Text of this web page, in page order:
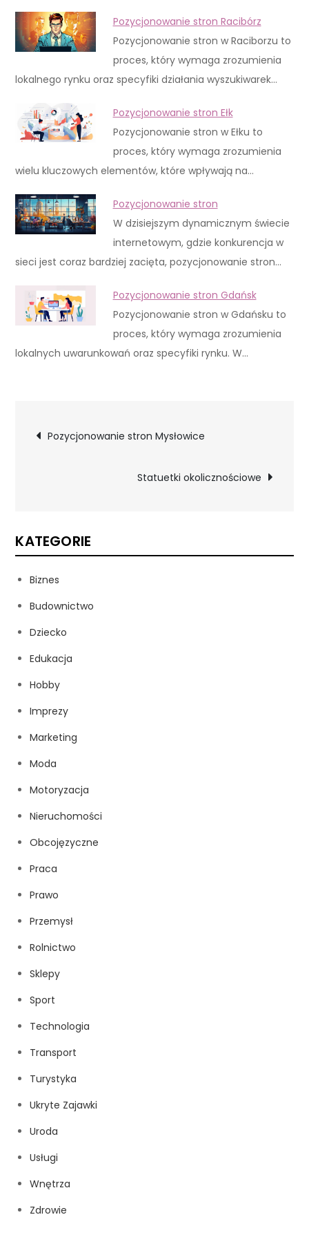
Pozycjonowanie stron Racibórz
Pozycjonowanie stron w Raciborzu to
proces, który wymaga zrozumienia
lokalnego rynku oraz specyfiki działania wyszukiwarek…
Pozycjonowanie stron Ełk
Pozycjonowanie stron w Ełku to
proces, który wymaga zrozumienia
wielu kluczowych elementów, które wpływają na…
Pozycjonowanie stron
W dzisiejszym dynamicznym świecie
internetowym, gdzie konkurencja w
sieci jest coraz bardziej zacięta, pozycjonowanie stron…
Pozycjonowanie stron Gdańsk
Pozycjonowanie stron w Gdańsku to
proces, który wymaga zrozumienia
lokalnych uwarunkowań oraz specyfiki rynku. W…
Nawigacja
Pozycjonowanie stron Mysłowice
Statuetki okolicznościowe
KATEGORIE
Biznes
Budownictwo
Dziecko
Edukacja
Hobby
Imprezy
Marketing
Moda
Motoryzacja
Nieruchomości
Obcojęzyczne
Praca
Prawo
Przemysł
Rolnictwo
Sklepy
Sport
Technologia
Transport
Turystyka
Ukryte Zajawki
Uroda
Usługi
Wnętrza
Zdrowie